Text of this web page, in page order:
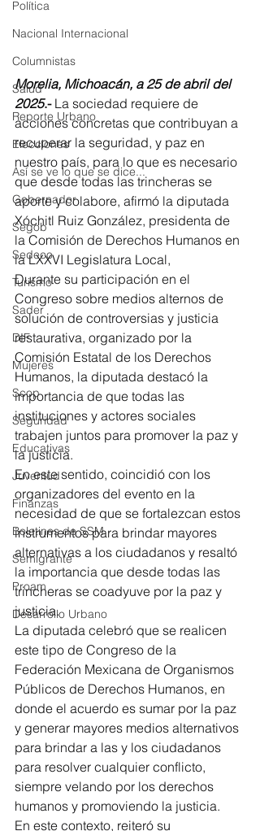
Política
Nacional Internacional
Columnistas
Salud
Reporte Urbano
Elecciones
Así se ve lo que se dice...
Gobernador
Segob
Sedeco
Turismo
Sader
DIF
Mujeres
Scop
Seguridad
Educativas
Juventud
Finanzas
Boletines de SSM
Semigrante
Proam
Desarrollo Urbano
Morelia, Michoacán, a 25 de abril del
2025.- La sociedad requiere de
acciones concretas que contribuyan a
recuperar la seguridad, y paz en
nuestro país, para lo que es necesario
que desde todas las trincheras se
aporte y colabore, afirmó la diputada
Xóchitl Ruiz González, presidenta de
la Comisión de Derechos Humanos en
la LXXVI Legislatura Local,
Durante su participación en el
Congreso sobre medios alternos de
solución de controversias y justicia
restaurativa, organizado por la
Comisión Estatal de los Derechos
Humanos, la diputada destacó la
importancia de que todas las
instituciones y actores sociales
trabajen juntos para promover la paz y
la justicia.
En este sentido, coincidió con los
organizadores del evento en la
necesidad de que se fortalezcan estos
instrumentos para brindar mayores
alternativas a los ciudadanos y resaltó
la importancia que desde todas las
trincheras se coadyuve por la paz y
justicia.
La diputada celebró que se realicen
este tipo de Congreso de la
Federación Mexicana de Organismos
Públicos de Derechos Humanos, en
donde el acuerdo es sumar por la paz
y generar mayores medios alternativos
para brindar a las y los ciudadanos
para resolver cualquier conflicto,
siempre velando por los derechos
humanos y promoviendo la justicia.
En este contexto, reiteró su